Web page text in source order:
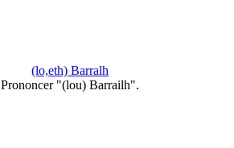
(lo,eth) Barralh
Prononcer "(lou) Barrailh".